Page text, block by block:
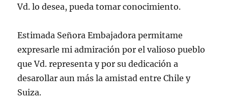
Vd. lo desea, pueda tomar conocimiento.
Estimada Señora Embajadora permitame
expresarle mi admiración por el valioso pueblo
que Vd. representa y por su dedicación a
desarollar aun más la amistad entre Chile y
Suiza.